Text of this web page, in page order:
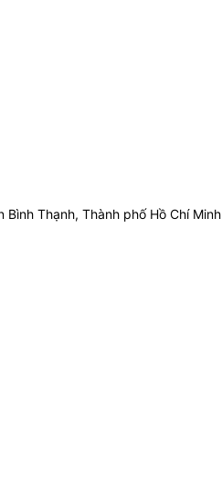
Thạnh, Thành phố Hồ Chí Minh